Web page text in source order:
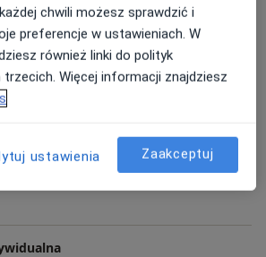
dzieci
Umów wizytę
(pierwsza wizyta)
chwili możesz sprawdzić i
preferencje w ustawieniach. W
również linki do polityk
Więcej informacji znajdziesz
ustawienia Zaakceptuj